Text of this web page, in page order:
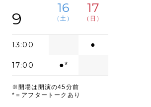
9
16
（土）
17
（日）
13:00 ●
17:00 ●*
※開場は開演の45分前
*＝アフタートークあり